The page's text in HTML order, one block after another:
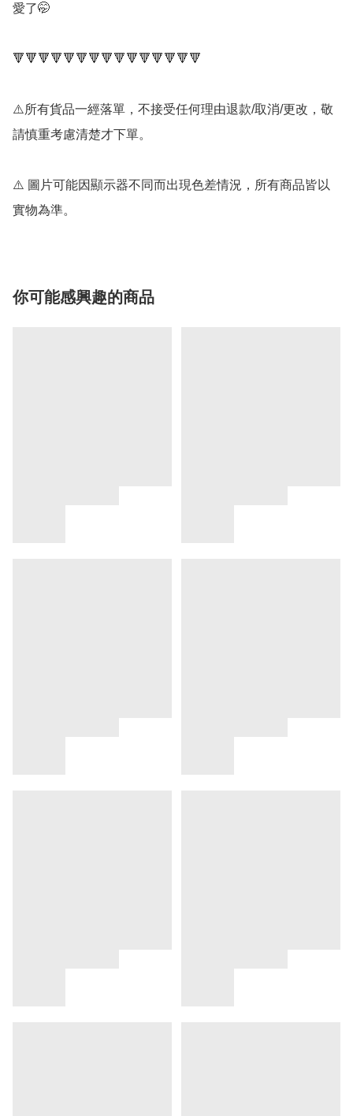
愛了🤭
🔻🔻🔻🔻🔻🔻🔻🔻🔻🔻🔻🔻🔻🔻🔻
⚠️所有貨品一經落單，不接受任何理由退款/取消/更改，敬
請慎重考慮清楚才下單。
⚠️ 圖片可能因顯示器不同而出現色差情況，所有商品皆以
實物為準。
你可能感興趣的商品